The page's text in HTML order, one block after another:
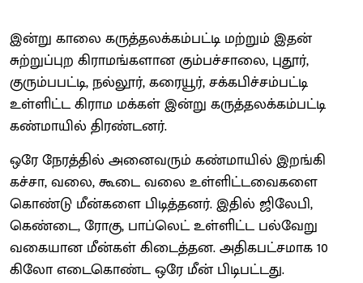
இன்று காலை கருத்தலக்கம்பட்டி மற்றும் இதன்
சுற்றுப்புற கிராமங்களான கும்பச்சாலை, புதூர்,
குரும்பபட்டி, நல்லூர், கரையூர், சக்கபிச்சம்பட்டி
உள்ளிட்ட கிராம மக்கள் இன்று கருத்தலக்கம்பட்டி
கண்மாயில் திரண்டனர்.
ஒரே நேரத்தில் அனைவரும் கண்மாயில் இறங்கி
கச்சா, வலை, கூடை வலை உள்ளிட்டவைகளை
கொண்டு மீன்களை பிடித்தனர். இதில் ஜிலேபி,
கெண்டை, ரோகு, பாப்லெட் உள்ளிட்ட பல்வேறு
வகையான மீன்கள் கிடைத்தன. அதிகபட்சமாக 10
கிலோ எடைகொண்ட ஒரே மீன் பிடிபட்டது.